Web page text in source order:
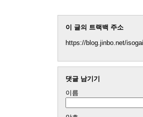
이 글의 트랙백 주소
https://blog.jinbo.net/
댓글 남기기
이름